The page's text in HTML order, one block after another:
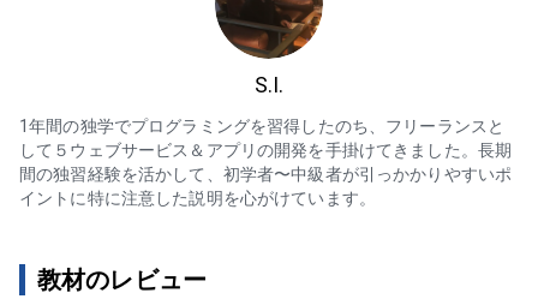
S.I.
1年間の独学でプログラミングを習得したのち、フリーランスと
して５ウェブサービス＆アプリの開発を手掛けてきました。長期
間の独習経験を活かして、初学者〜中級者が引っかかりやすいポ
イントに特に注意した説明を心がけています。
教材のレビュー